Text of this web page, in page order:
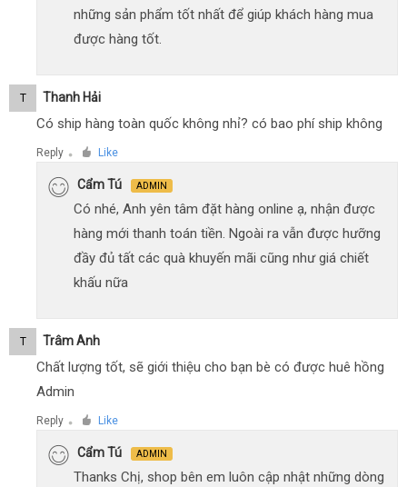
những sản phẩm tốt nhất để giúp khách hàng mua
được hàng tốt.
T Thanh Hải
Có ship hàng toàn quốc không nhỉ? có bao phí ship không
Reply ● Like
Cẩm Tú ADMIN
Có nhé, Anh yên tâm đặt hàng online ạ, nhận được
hàng mới thanh toán tiền. Ngoài ra vẫn được hưỡng
đầy đủ tất các quà khuyến mãi cũng như giá chiết
khấu nữa
T Trâm Anh
Chất lượng tốt, sẽ giới thiệu cho bạn bè có được huê hồng
Admin
Reply ● Like
Cẩm Tú ADMIN
Thanks Chị, shop bên em luôn cập nhật những dòng